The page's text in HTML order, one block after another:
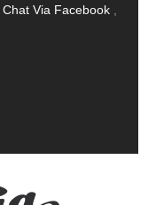
Chat Via Facebook